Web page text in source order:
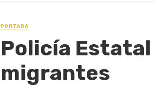
PORTADA
Policía Estatal
migrantes